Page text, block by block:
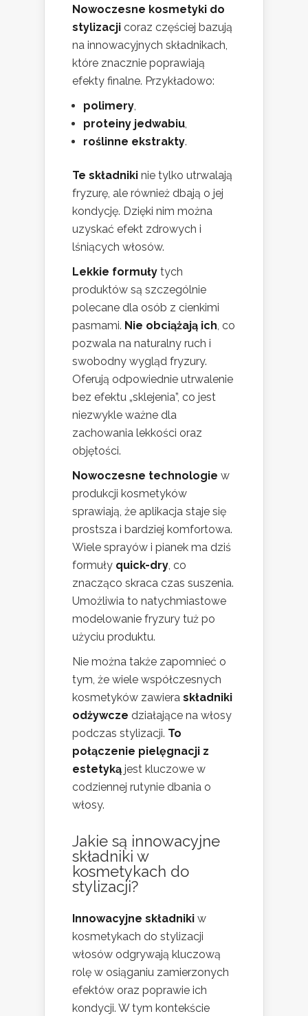
Nowoczesne kosmetyki do
stylizacji coraz częściej bazują
na innowacyjnych składnikach,
które znacznie poprawiają
efekty finalne. Przykładowo:
polimery,
proteiny jedwabiu,
roślinne ekstrakty.
Te składniki nie tylko utrwalają
fryzurę, ale również dbają o jej
kondycję. Dzięki nim można
uzyskać efekt zdrowych i
lśniących włosów.
Lekkie formuły tych
produktów są szczególnie
polecane dla osób z cienkimi
pasmami. Nie obciążają ich, co
pozwala na naturalny ruch i
swobodny wygląd fryzury.
Oferują odpowiednie utrwalenie
bez efektu „sklejenia”, co jest
niezwykle ważne dla
zachowania lekkości oraz
objętości.
Nowoczesne technologie w
produkcji kosmetyków
sprawiają, że aplikacja staje się
prostsza i bardziej komfortowa.
Wiele sprayów i pianek ma dziś
formuły quick-dry, co
znacząco skraca czas suszenia.
Umożliwia to natychmiastowe
modelowanie fryzury tuż po
użyciu produktu.
Nie można także zapomnieć o
tym, że wiele współczesnych
kosmetyków zawiera składniki
odżywcze działające na włosy
podczas stylizacji. To
połączenie pielęgnacji z
estetyką jest kluczowe w
codziennej rutynie dbania o
włosy.
Jakie są innowacyjne
składniki w
kosmetykach do
stylizacji?
Innowacyjne składniki w
kosmetykach do stylizacji
włosów odgrywają kluczową
rolę w osiąganiu zamierzonych
efektów oraz poprawie ich
kondycji. W tym kontekście